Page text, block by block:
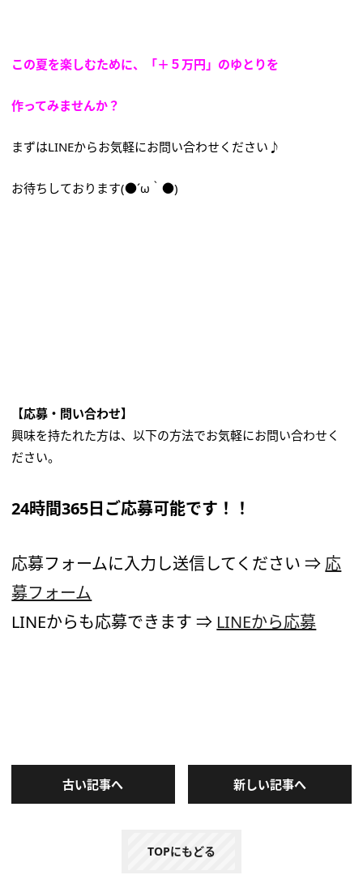
この夏を楽しむために、「＋５万円」のゆとりを
作ってみませんか？
まずはLINEからお気軽にお問い合わせください♪
お待ちしております(●´ω｀●)
【応募・問い合わせ】
興味を持たれた方は、以下の方法でお気軽にお問い合わせく
ださい。
24時間365日ご応募可能です！！
応募フォームに入力し送信してください ⇒ 応
募フォーム
LINEからも応募できます ⇒ LINEから応募
古い記事へ 新しい記事へ
TOPにもどる